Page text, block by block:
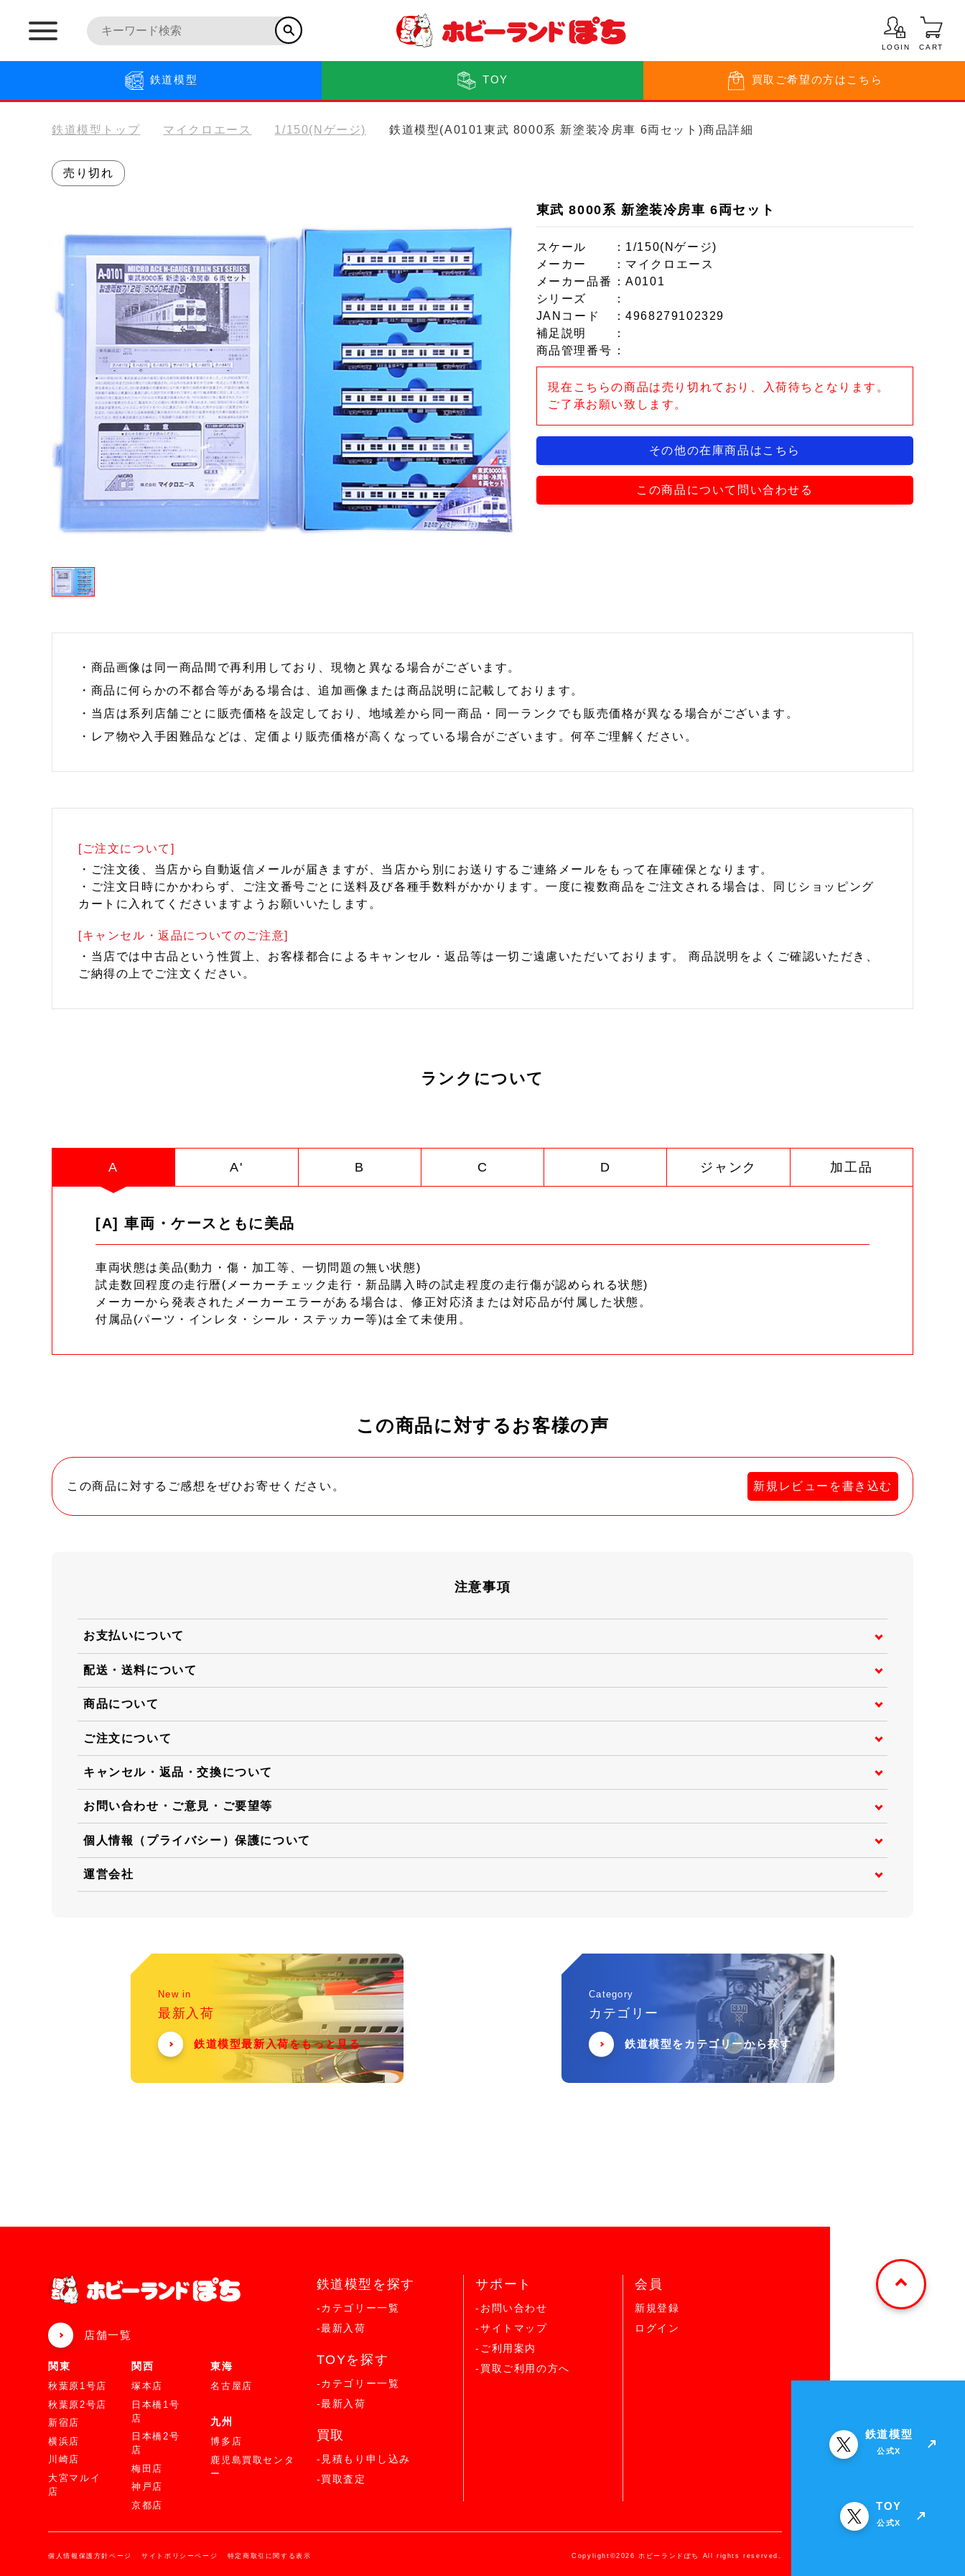
LOGIN CART
鉄道模型 TOY 買取 ご希望の方はこちら
鉄道模型トップ マイクロエース 1/150(Nゲージ) 鉄道模型(A0101東武 8000系 新塗装冷房車 6両セット)商品詳細
売り切れ
東武 8000系 新塗装冷房車 6両セット
スケール
：1/150(Nゲージ)
メーカー
：マイクロエース
メーカー品番
：A0101
シリーズ
：
JANコード
：4968279102329
補足説明
：
商品管理番号 ：
現在こちらの商品は売り切れており、入荷待ちとなります。
ご了承お願い致します。
その他の在庫商品はこちら
この商品について問い合わせる
・商品画像は同一商品間で再利用しており、現物と異なる場合がございます。
・商品に何らかの不都合等がある場合は、追加画像または商品説明に記載しております。
・当店は系列店舗ごとに販売価格を設定しており、地域差から同一商品・同一ランクでも販売価格が異なる場合がございます。
・レア物や入手困難品などは、定価より販売価格が高くなっている場合がございます。何卒ご理解ください。
[ご注文について]
・ご注文後、当店から自動返信メールが届きますが、当店から別にお送りするご連絡メールをもって在庫確保となります。
・ご注文日時にかかわらず、ご注文番号ごとに送料及び各種手数料がかかります。一度に複数商品をご注文される場合は、同じショッピング
カートに入れてくださいますようお願いいたします。
[キャンセル・返品についてのご注意]
・当店では中古品という性質上、お客様都合によるキャンセル・返品等は一切ご遠慮いただいております。 商品説明をよくご確認いただき、
ご納得の上でご注文ください。
ランクについて
A A' B C D ジャンク 加工品
[A] 車両・ケースともに美品
車両状態は美品(動力・傷・加工等、一切問題の無い状態)
試走数回程度の走行暦(メーカーチェック走行・新品購入時の試走程度の走行傷が認められる状態)
メーカーから発表されたメーカーエラーがある場合は、修正対応済または対応品が付属した状態。
付属品(パーツ・インレタ・シール・ステッカー等)は全て未使用。
この商品に対するお客様の声
この商品に対するご感想をぜひお寄せください。 新規レビューを書き込む
注意事項
お支払いについて
配送・送料について
商品について
ご注文について
キャンセル・返品・交換について
お問い合わせ・ご意見・ご要望等
個人情報（プライバシー）保護について
運営会社
New in
最新入荷
鉄道模型最新入荷をもっと見る
Category
カテゴリー
鉄道模型をカテゴリーから探す
店舗一覧
関東
秋葉原1号店
秋葉原2号店
新宿店
横浜店
川崎店
大宮マルイ
店
関西
塚本店
日本橋1号
店
日本橋2号
店
梅田店
神戸店
京都店
東海
名古屋店
九州
博多店
鹿児島買取センタ
ー
鉄道模型を探す
-カテゴリー一覧
-最新入荷
TOYを探す
-カテゴリー一覧
-最新入荷
買取
-見積もり申し込み
-買取査定
サポート
-お問い合わせ
-サイトマップ
-ご利用案内
-買取ご利用の方へ
会員
新規登録
ログイン
個人情報保護方針ページ サイトポリシーページ 特定商取引に関する表示 Copylight©2026 ホビーランドぽち All rights reserved.
鉄道模型
公式X
TOY
公式X